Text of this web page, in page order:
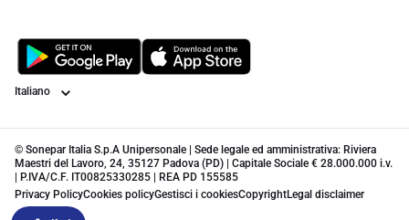
Lingua
© Sonepar Italia S.p.A Unipersonale | Sede legale ed amministrativa: Riviera
Maestri del Lavoro, 24, 35127 Padova (PD) | Capitale Sociale € 28.000.000 i.v.
| P.IVA/C.F. IT00825330285 | REA PD 155585
Privacy PolicyCookies policyGestisci i cookiesCopyrightLegal disclaimer